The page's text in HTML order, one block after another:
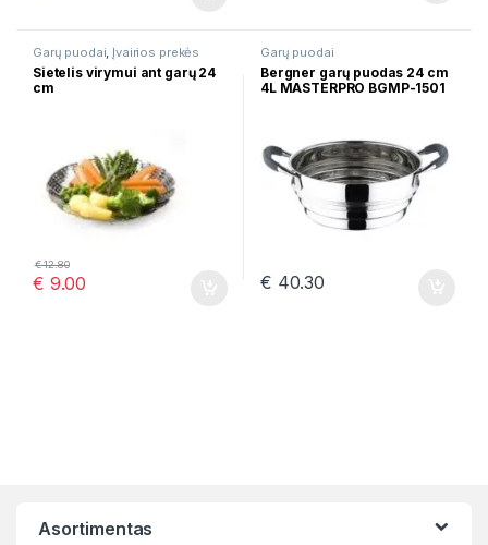
Garų puodai Įvairios prekės
Sietelis virymui ant garų 24
cm
€ 9.00
€12.80
Garų puodai
Bergner garų puodas 24 cm
4L MASTERPRO BGMP-1501
€ 40.30
Asortimentas